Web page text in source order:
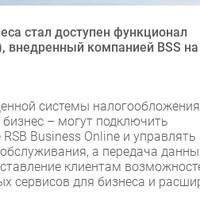
стал доступен функционал
компанией BSS на
системы налогообложения
– могут подключить
Business Online и
а передача
клиентам
сервисов для бизнеса и